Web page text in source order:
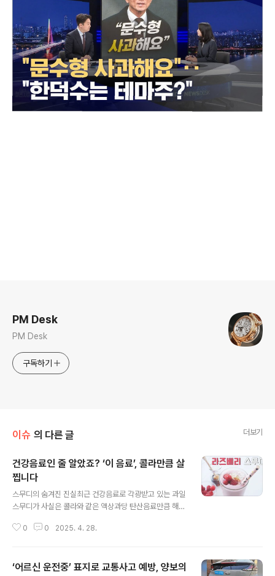
PM Desk
PM Desk
구독하기
이슈 의 다른 글 더보기
건강음료인 줄 알았죠? ‘이 음료’, 콜라만큼 살
찝니다
스무디의 숨겨진 진실최근 건강음료로 각광받고 있는 과일
스무디가 사실은 콜라와 같은 액상과당 탄산음료만큼 해롭
인기 스무디에 들어간 설탕의 양을 인지하지 못하고 있으
료 한 캔에 들어 있는 9티스푼 분량의 설탕이 포함되어 있
0 0 2025. 4. 28.
‘어르신 운전중’ 표지로 교통사고 예방, 양보의